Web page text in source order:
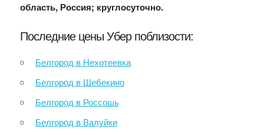
область, Россия; круглосуточно.
Последние цены Убер поблизости:
Белгород в Нехотеевка
Белгород в Шебекино
Белгород в Россошь
Белгород в Валуйки